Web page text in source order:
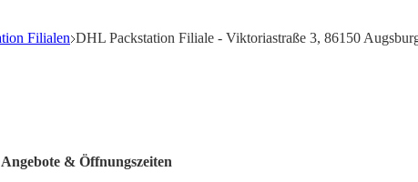
Filialen DHL Packstation Filiale - Viktoriastraße 3, 86150
& Öffnungszeiten